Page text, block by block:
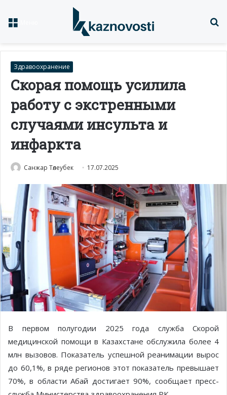
Здравоохранение
Скорая помощь усилила
работу с экстренными
случаями инсульта и
инфаркта
Санжар Төлеубек 17.07.2025
В первом полугодии 2025 года служба Скорой
медицинской помощи в Казахстане обслужила более 4
млн вызовов. Показатель успешной реанимации вырос
до 60,1%, в ряде регионов этот показатель превышает
70%, в области Абай достигает 90%, сообщает пресс-